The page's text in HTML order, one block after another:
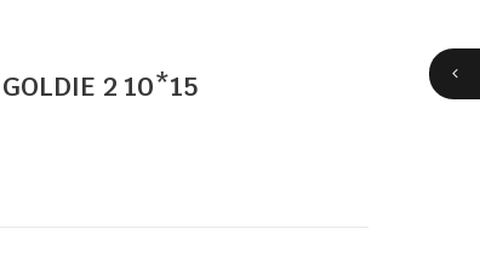
2 10*15